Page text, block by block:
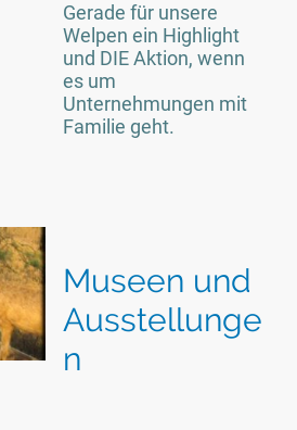
Gerade für unsere
Welpen ein Highlight
und DIE Aktion, wenn
es um
Unternehmungen mit
Familie geht.
Museen und
Ausstellunge
n